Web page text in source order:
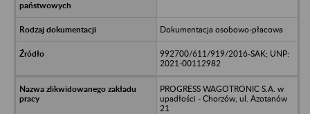
Dokumentacja osobowo-płacowa
992700/611/919/2016-SAK; UNP:
2021-00112982
PROGRESS WAGOTRONIC S.A. w
upadłości - Chorzów, ul. Azotanów
21